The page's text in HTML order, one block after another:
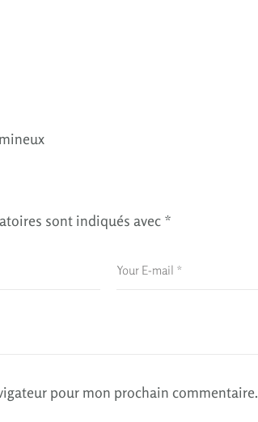
sont indiqués avec *
pour mon prochain commentaire.